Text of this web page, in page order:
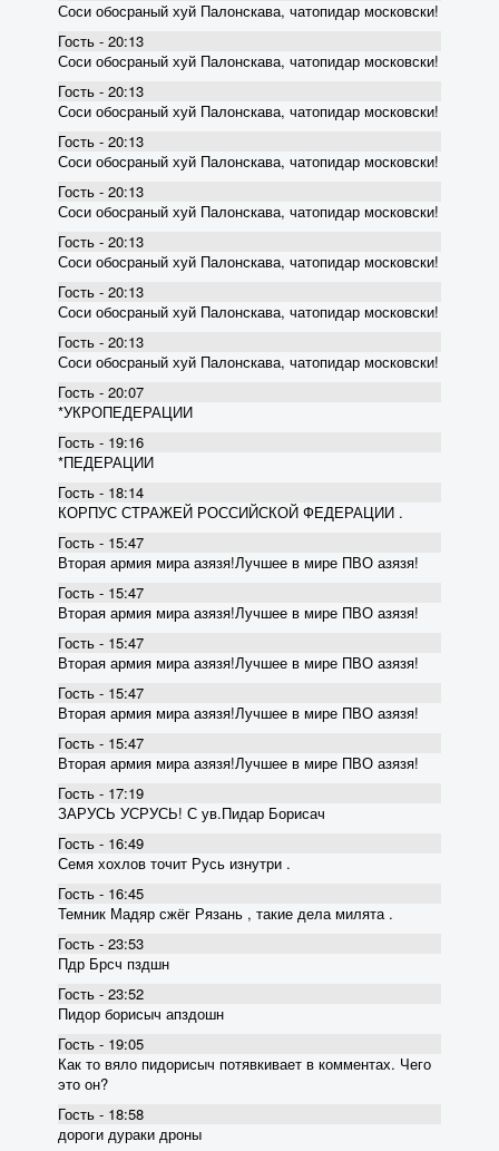
Соси обосраный хуй Палонскава, чатопидар московски!
Гость - 20:13
Соси обосраный хуй Палонскава, чатопидар московски!
Гость - 20:13
Соси обосраный хуй Палонскава, чатопидар московски!
Гость - 20:13
Соси обосраный хуй Палонскава, чатопидар московски!
Гость - 20:13
Соси обосраный хуй Палонскава, чатопидар московски!
Гость - 20:13
Соси обосраный хуй Палонскава, чатопидар московски!
Гость - 20:13
Соси обосраный хуй Палонскава, чатопидар московски!
Гость - 20:13
Соси обосраный хуй Палонскава, чатопидар московски!
Гость - 20:07
*УКРОПЕДЕРАЦИИ
Гость - 19:16
*ПЕДЕРАЦИИ
Гость - 18:14
КОРПУС СТРАЖЕЙ РОССИЙСКОЙ ФЕДЕРАЦИИ .
Гость - 15:47
Вторая армия мира азязя!Лучшее в мире ПВО азязя!
Гость - 15:47
Вторая армия мира азязя!Лучшее в мире ПВО азязя!
Гость - 15:47
Вторая армия мира азязя!Лучшее в мире ПВО азязя!
Гость - 15:47
Вторая армия мира азязя!Лучшее в мире ПВО азязя!
Гость - 15:47
Вторая армия мира азязя!Лучшее в мире ПВО азязя!
Гость - 17:19
ЗАРУСЬ УСРУСЬ! С ув.Пидар Борисач
Гость - 16:49
Семя хохлов точит Русь изнутри .
Гость - 16:45
Темник Мадяр сжёг Рязань , такие дела милята .
Гость - 23:53
Пдр Брсч пздшн
Гость - 23:52
Пидор борисыч апздошн
Гость - 19:05
Как то вяло пидорисыч потявкивает в комментах. Чего
это он?
Гость - 18:58
дороги дураки дроны